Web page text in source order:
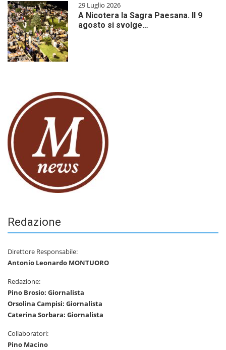
29 Luglio 2026
A Nicotera la Sagra Paesana. Il 9
agosto si svolge…
Redazione
Direttore Responsabile:
Antonio Leonardo MONTUORO
Redazione:
Pino Brosio: Giornalista
Orsolina Campisi: Giornalista
Caterina Sorbara: Giornalista
Collaboratori:
Pino Macino